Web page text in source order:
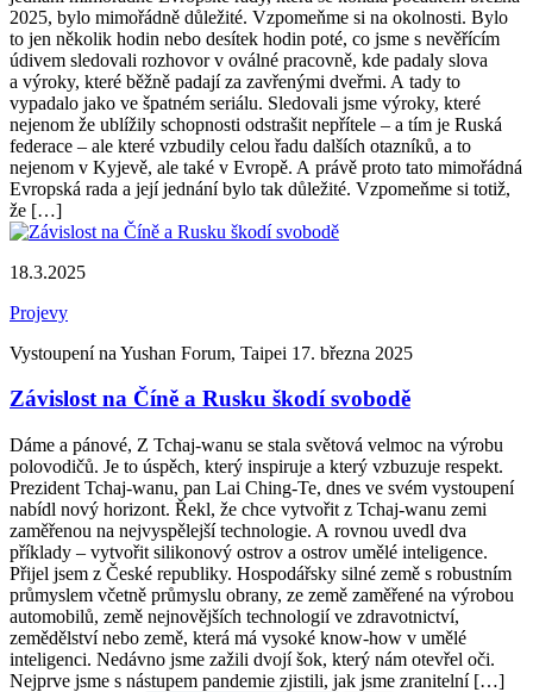
2025, bylo mimořádně důležité. Vzpomeňme si na okolnosti. Bylo
to jen několik hodin nebo desítek hodin poté, co jsme s nevěřícím
údivem sledovali rozhovor v oválné pracovně, kde padaly slova
a výroky, které běžně padají za zavřenými dveřmi. A tady to
vypadalo jako ve špatném seriálu. Sledovali jsme výroky, které
nejenom že ublížily schopnosti odstrašit nepřítele – a tím je Ruská
federace – ale které vzbudily celou řadu dalších otazníků, a to
nejenom v Kyjevě, ale také v Evropě. A právě proto tato mimořádná
Evropská rada a její jednání bylo tak důležité. Vzpomeňme si totiž,
že […]
18.3.2025
Projevy
Vystoupení na Yushan Forum, Taipei 17. března 2025
Závislost na Číně a Rusku škodí svobodě
Dáme a pánové, Z Tchaj-wanu se stala světová velmoc na výrobu
polovodičů. Je to úspěch, který inspiruje a který vzbuzuje respekt.
Prezident Tchaj-wanu, pan Lai Ching-Te, dnes ve svém vystoupení
nabídl nový horizont. Řekl, že chce vytvořit z Tchaj-wanu zemi
zaměřenou na nejvyspělejší technologie. A rovnou uvedl dva
příklady – vytvořit silikonový ostrov a ostrov umělé inteligence.
Přijel jsem z České republiky. Hospodářsky silné země s robustním
průmyslem včetně průmyslu obrany, ze země zaměřené na výrobou
automobilů, země nejnovějších technologií ve zdravotnictví,
zemědělství nebo země, která má vysoké know-how v umělé
inteligenci. Nedávno jsme zažili dvojí šok, který nám otevřel oči.
Nejprve jsme s nástupem pandemie zjistili, jak jsme zranitelní […]